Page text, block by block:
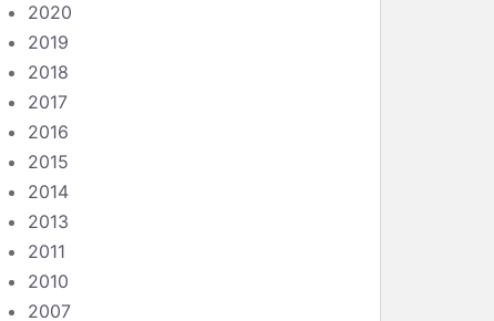
2020
2019
2018
2017
2016
2015
2014
2013
2011
2010
2007